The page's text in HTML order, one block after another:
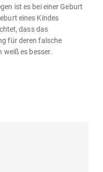
ist es bei einer Geburt
eines Kindes
dass das
für deren falsche
weiß es besser.